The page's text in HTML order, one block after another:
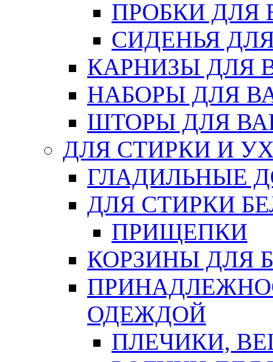
ПРОБКИ ДЛЯ
СИДЕНЬЯ
КАРНИЗЫ ДЛЯ
НАБОРЫ ДЛЯ
ШТОРЫ ДЛЯ
ДЛЯ СТИРКИ И
ГЛАДИЛЬНЫЕ
ДЛЯ СТИРКИ
ПРИЩЕПКИ
КОРЗИНЫ ДЛЯ
ОДЕЖДОЙ
ПЛЕЧИКИ,